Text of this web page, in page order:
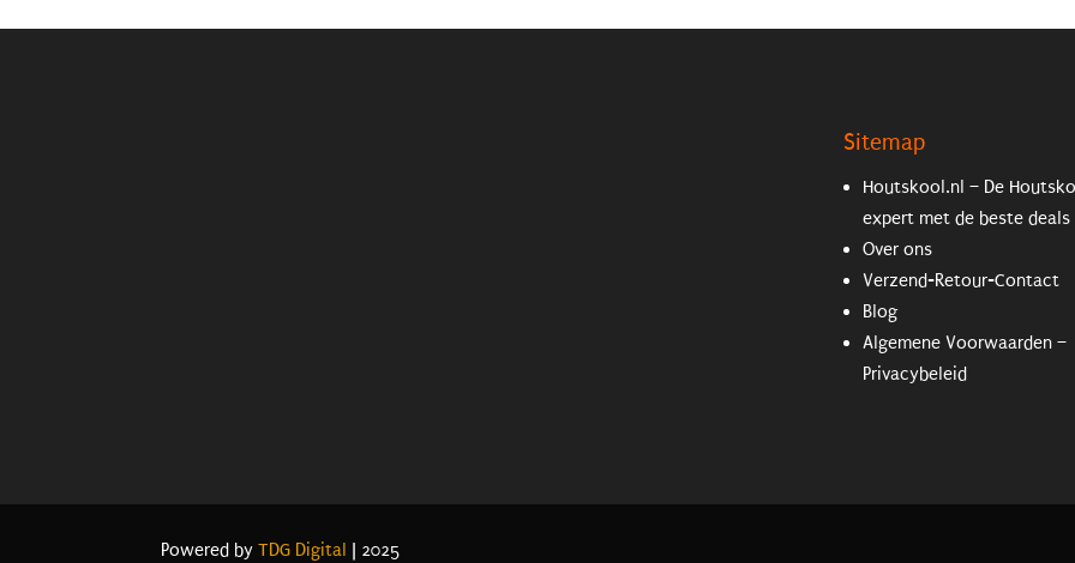
Sitemap
Houtskool.nl – De
expert met de beste deals
Over ons
Verzend-Retour-Contact
Blog
Algemene Voorwaarden –
Privacybeleid
Powered byTDG Digital | 2025